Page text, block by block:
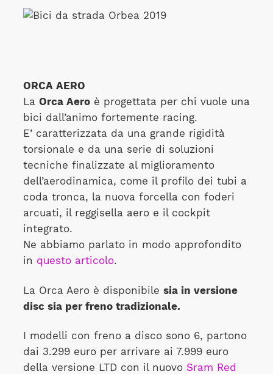
ORCA AERO
La Orca Aeroè progettata per chi vuole una
bici dall’animo fortemente racing.
E’ caratterizzata da una grande rigidità
torsionale e da una serie di soluzioni
tecniche finalizzate al miglioramento
dell’aerodinamica, come il profilo dei tubi a
coda tronca, la nuova forcella con foderi
arcuati, il reggisella aero e il cockpit
integrato.
Ne abbiamo parlato in modo approfondito
in questo articolo.
La Orca Aero è disponibile sia in versione
disc sia per freno tradizionale.
I modelli con freno a disco sono 6, partono
dai 3.299 euro per arrivare ai 7.999 euro
della versione LTD con il nuovo Sram Red